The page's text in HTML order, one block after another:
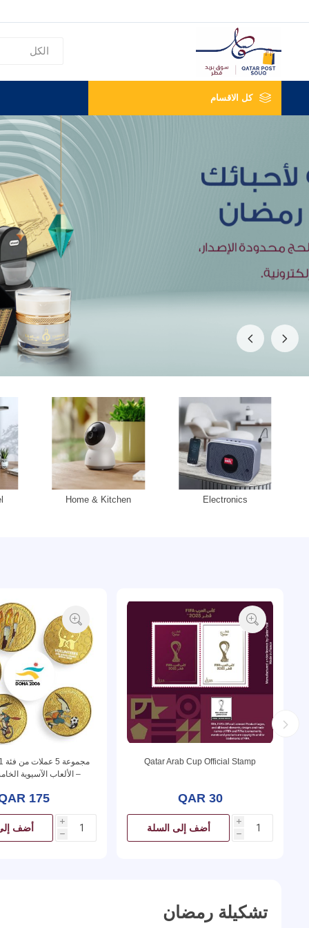
كل الاقسام
Electronics
Home & Kitchen
Qatar Arab Cup Official Stamp
QAR 30
i
h
أضف إلى السلة
– الألعاب الآسيوية
175
i
h
أضف
تشكيلة رمضان